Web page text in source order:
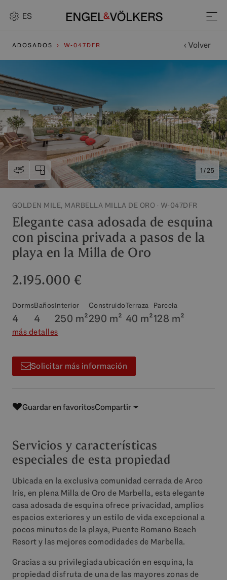
ES
ADOSADOS W-047DFR ‹ Volver
1 / 25
GOLDEN MILE, MARBELLA MILLA DE ORO · W-047DFR
Elegante casa adosada de esquina
con piscina privada a pasos de la
playa en la Milla de Oro
2.195.000 €
Dorms
4
Baños
4
Interior
250 m²
Construido
290 m²
Terraza
40 m²
Parcela
128 m²
más detalles
Solicitar más información
Guardar en favoritosCompartir
Servicios y características
especiales de esta propiedad
Ubicada en la exclusiva comunidad cerrada de Arco
Iris, en plena Milla de Oro de Marbella, esta elegante
casa adosada de esquina ofrece privacidad, amplios
espacios exteriores y un estilo de vida excepcional a
pocos minutos de la playa, Puente Romano Beach
Resort y las mejores comodidades de Marbella.
Gracias a su privilegiada ubicación en esquina, la
propiedad disfruta de una de las mayores zonas de